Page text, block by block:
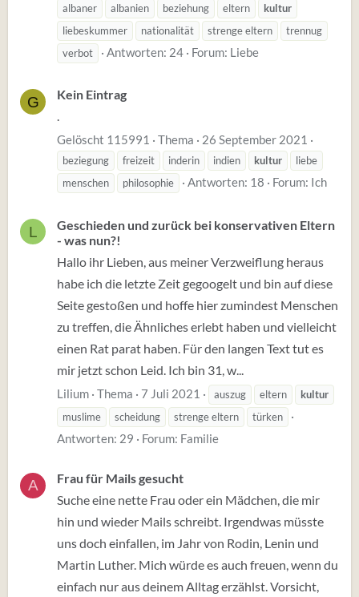
albaner albanien beziehung eltern
kultur
liebeskummer
nationalität strenge eltern
trennug
verbot
Antworten: 24 Forum: Liebe
G
Kein Eintrag
.
Gelöscht 115991 Thema 26 September 2021
beziegung freizeit inderin indien kultur
liebe
menschen
philosophie Antworten: 18 Forum: Ich
L
Geschieden und zurück bei konservativen Eltern
- was nun?!
Hallo ihr Lieben, aus meiner Verzweiflung heraus
habe ich die letzte Zeit gegoogelt und bin auf diese
Seite gestoßen und hoffe hier zumindest Menschen
zu treffen, die Ähnliches erlebt haben und vielleicht
einen Rat parat haben. Für den langen Text tut es
mir jetzt schon Leid. Ich bin 31, w...
Lilium Thema 7 Juli 2021 auszug eltern
kultur
muslime
scheidung strenge eltern türken
Antworten: 29 Forum: Familie
A
Frau für Mails gesucht
Suche eine nette Frau oder ein Mädchen, die mir
hin und wieder Mails schreibt. Irgendwas müsste
uns doch einfallen, im Jahr von Rodin, Lenin und
Martin Luther. Mich würde es auch freuen, wenn du
einfach nur aus deinem Alltag erzählst. Vorsicht,